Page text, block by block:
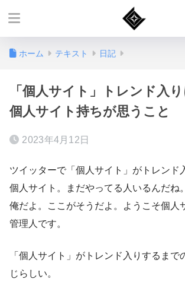
ホーム テキスト 日記
「個人サイト」トレンド入り
個人サイト持ちが思うこと
2023年4月12日
ツイッターで「個人サイト」がトレンド
個人サイト。まだやってる人いるんだね。
俺だよ。ここがそうだよ。ようこそ個人
管理人です。
「個人サイト」がトレンド入りするまで
じらしい。